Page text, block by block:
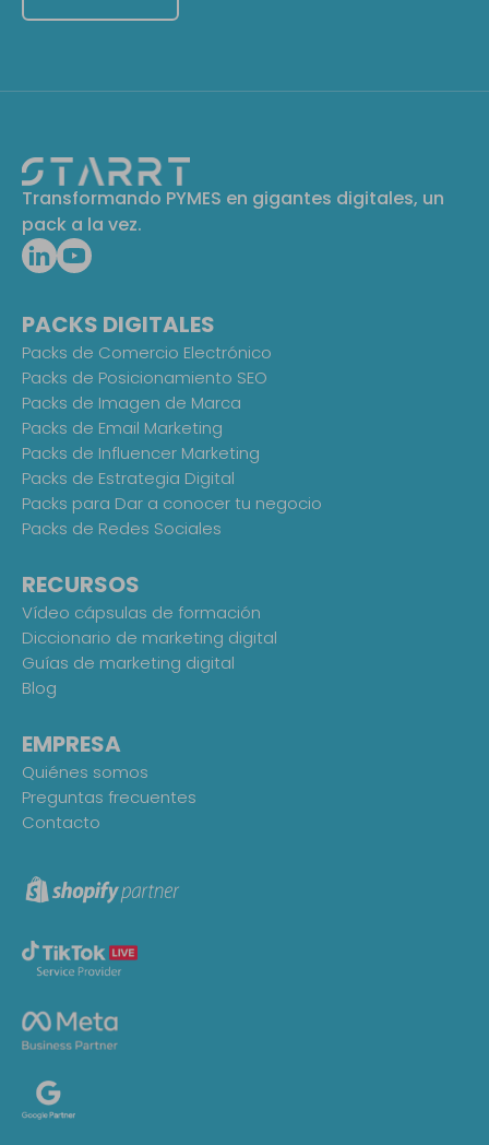
Transformando PYMES en gigantes digitales, un
pack a la vez.
PACKS DIGITALES
Packs de Comercio Electrónico
Packs de Posicionamiento SEO
Packs de Imagen de Marca
Packs de Email Marketing
Packs de Influencer Marketing
Packs de Estrategia Digital
Packs para Dar a conocer tu negocio
Packs de Redes Sociales
RECURSOS
Vídeo cápsulas de formación
Diccionario de marketing digital
Guías de marketing digital
Blog
EMPRESA
Quiénes somos
Preguntas frecuentes
Contacto